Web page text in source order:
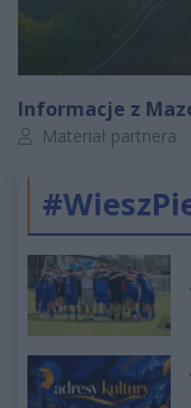
Informacje z
Autor artykułu:
Materiał partnera